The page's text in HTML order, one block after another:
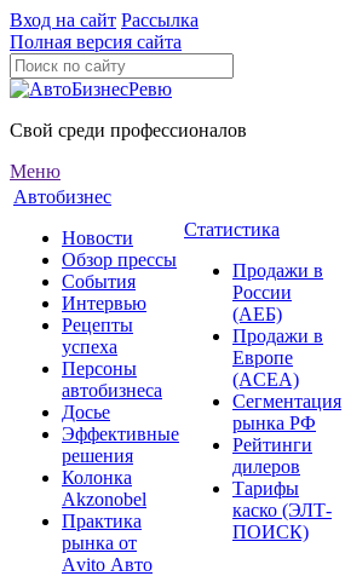
Вход на сайт Рассылка
Полная версия сайта
Свой среди профессионалов
Меню
Автобизнес
Новости
Обзор прессы
События
Интервью
Рецепты
успеха
Персоны
автобизнеса
Досье
Эффективные
решения
Колонка
Akzonobel
Практика
рынка от
Аvito Авто
Статистика
Продажи в
России
(АЕБ)
Продажи в
Европе
(ACEA)
Сегментация
рынка РФ
Рейтинги
дилеров
Тарифы
каско (ЭЛТ-
ПОИСК)